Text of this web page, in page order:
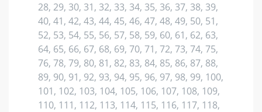
28, 29, 30, 31, 32, 33, 34, 35, 36, 37, 38, 39,
40, 41, 42, 43, 44, 45, 46, 47, 48, 49, 50, 51,
52, 53, 54, 55, 56, 57, 58, 59, 60, 61, 62, 63,
64, 65, 66, 67, 68, 69, 70, 71, 72, 73, 74, 75,
76, 78, 79, 80, 81, 82, 83, 84, 85, 86, 87, 88,
89, 90, 91, 92, 93, 94, 95, 96, 97, 98, 99, 100,
101, 102, 103, 104, 105, 106, 107, 108, 109,
110, 111, 112, 113, 114, 115, 116, 117, 118,